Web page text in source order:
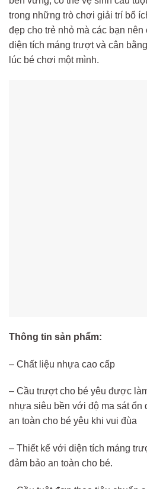
trong những trò chơi giải trí bổ
đẹp cho trẻ nhỏ mà các bạn
diện tích máng trượt và cân
lúc bé chơi một mình.
Thông tin sản phẩm:
– Chất liệu nhựa cao cấp
– Cầu trượt cho bé yêu được
nhựa siêu bền với độ ma sát ổn
an toàn cho bé yêu khi vui đùa
– Thiết kế với diện tích máng
đảm bảo an toàn cho bé.